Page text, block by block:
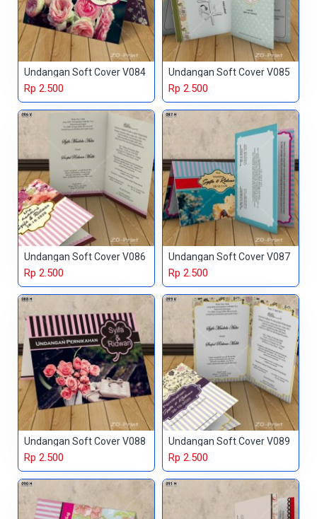
Undangan Soft Cover V084
Rp 2.500
Undangan Soft Cover V085
Rp 2.500
Undangan Soft Cover V086
Rp 2.500
Undangan Soft Cover V087
Rp 2.500
Undangan Soft Cover V088
Rp 2.500
Undangan Soft Cover V089
Rp 2.500